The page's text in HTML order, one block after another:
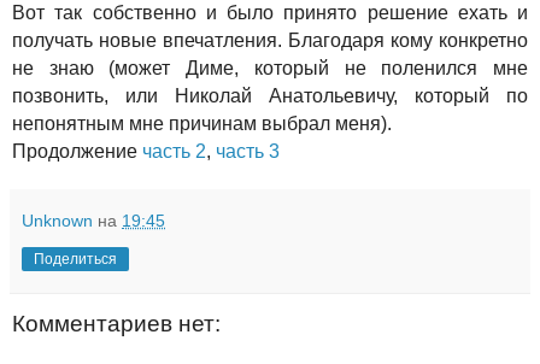
Вот так собственно и было принято решение ехать и
получать новые впечатления. Благодаря кому конкретно
не знаю (может Диме, который не поленился мне
позвонить, или Николай Анатольевичу, который по
непонятным мне причинам выбрал меня).
Продолжение часть 2, часть 3
Unknown на 19:45
Поделиться
Комментариев нет: